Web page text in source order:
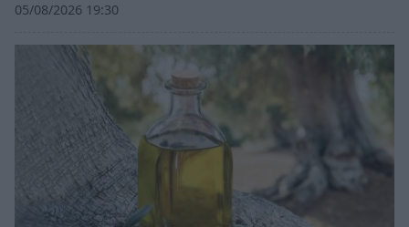
05/08/2026 19:30